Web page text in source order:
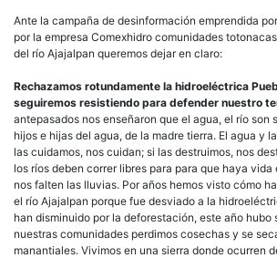
Ante la campaña de desinformación emprendida
por la empresa Comexhidro comunidades
del río Ajajalpan queremos dejar en claro:
Rechazamos rotundamente la hidroeléctrica
seguiremos resistiendo para defender nuestro
antepasados nos enseñaron que el agua, el río son
hijos e hijas del agua, de la madre tierra. El agua y
las cuidamos, nos cuidan; si las destruimos, nos
los ríos deben correr libres para para que haya vida
nos falten las lluvias. Por años hemos visto cómo
el río Ajajalpan porque fue desviado a la
han disminuido por la deforestación, este año hubo
nuestras comunidades perdimos cosechas y se
manantiales. Vivimos en una sierra donde ocurren